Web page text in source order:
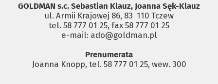
GOLDMAN s.c. Sebastian Klauz, Joanna Sęk-Klauz
ul. Armii Krajowej 86, 83 ­ 110 Tczew
tel. 58 777 01 25, fax 58 777 01 25
e-mail: ado@goldman.pl
Prenumerata
Joanna Knopp, tel. 58 777 01 25, wew. 300